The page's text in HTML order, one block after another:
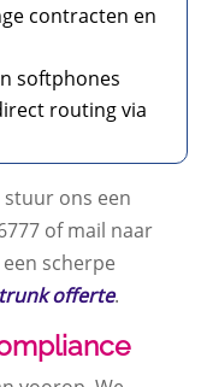
contracten en
softphones
routing via
ons een
of mail naar
scherpe
offerte.​